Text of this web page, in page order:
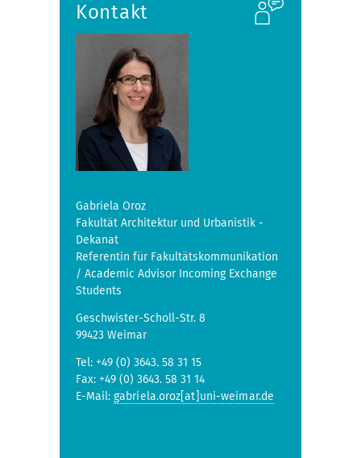
Kontakt
Gabriela Oroz
Fakultät Architektur und Urbanistik -
Dekanat
Referentin für Fakultätskommunikation
/ Academic Advisor Incoming Exchange
Students
Geschwister-Scholl-Str. 8
99423 Weimar
Tel: +49 (0) 3643. 58 31 15
Fax: +49 (0) 3643. 58 31 14
E-Mail: gabriela.oroz[at]uni-weimar.de